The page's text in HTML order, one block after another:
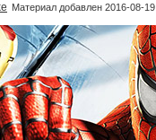
Материал добавлен 2016-08-19